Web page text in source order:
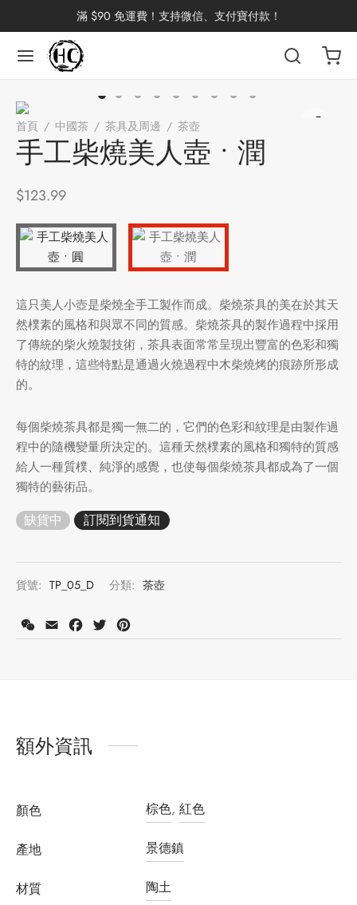
滿 $90 免運費！支持微信、支付寶付款！
首頁 / 中國茶 / 茶具及周邊 / 茶壺
手工柴燒美人壺 • 潤
$123.99
這只美人小壺是柴燒全手工製作而成。柴燒茶具的美在於其天
然樸素的風格和與眾不同的質感。柴燒茶具的製作過程中採用
了傳統的柴火燒製技術，茶具表面常常呈現出豐富的色彩和獨
特的紋理，這些特點是通過火燒過程中木柴燒烤的痕跡所形成
的。
每個柴燒茶具都是獨一無二的，它們的色彩和紋理是由製作過
程中的隨機變量所決定的。這種天然樸素的風格和獨特的質感
給人一種質樸、純淨的感覺，也使每個柴燒茶具都成為了一個
獨特的藝術品。
缺貨中
貨號: TP_05_D 分類: 茶壺
WeChat
Email Facebook
Twitter
額外資訊
顏色 棕色, 紅色
產地 景德鎮
材質 陶土
茶
國茶
品
分類
因含量分類
分類
分類
茶坊
因含量分類
分類
分類
周邊
裝
具
儲